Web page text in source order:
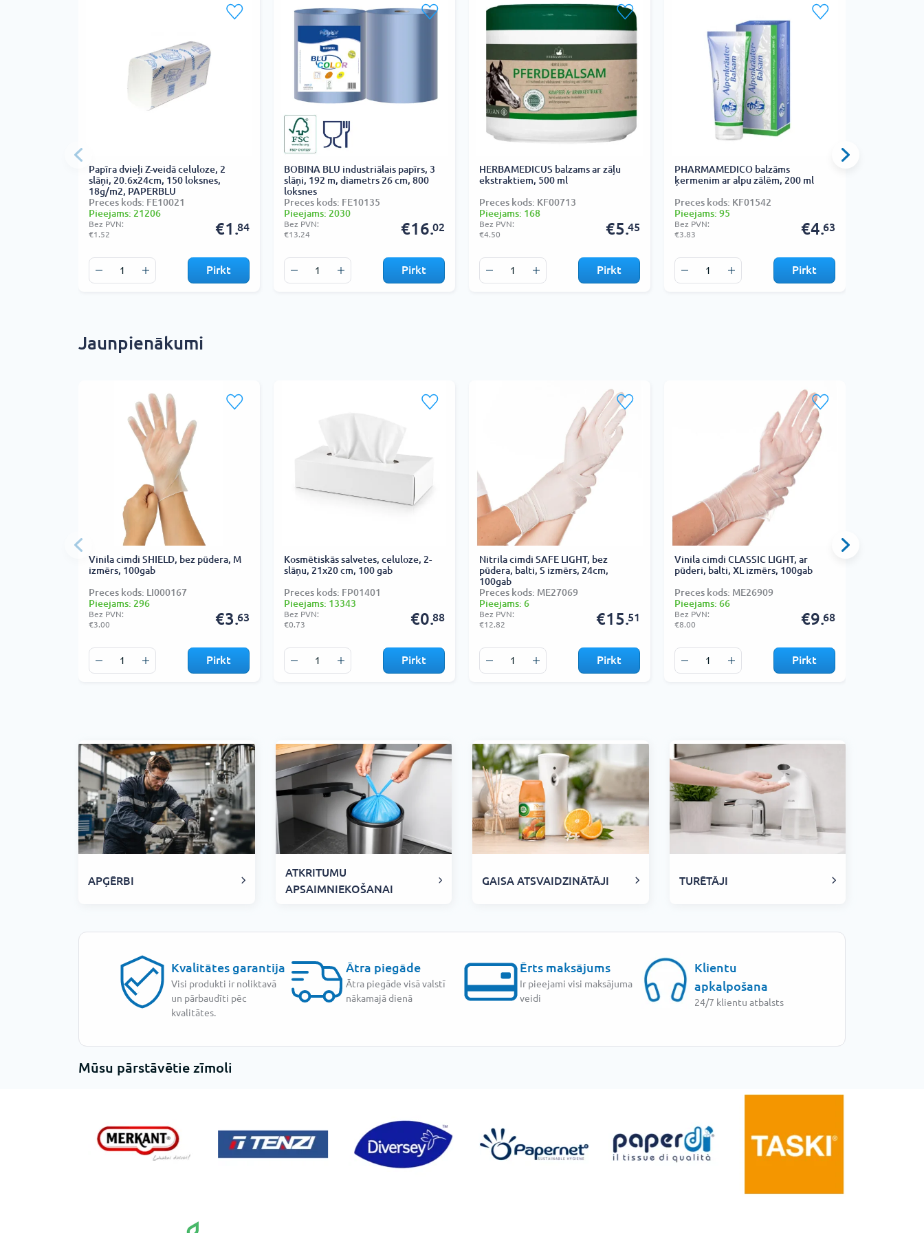
Papīra dvieļi Z-veidā celuloze, 2
slāņi, 20.6x24cm, 150 loksnes,
18g/m2, PAPERBLU
Preces kods: FE10021
Pieejams: 21206
Bez PVN:
€1.52
€1.84
Pirkt
BOBINA BLU industriālais papīrs, 3
slāņi, 192 m, diametrs 26 cm, 800
loksnes
Preces kods: FE10135
Pieejams: 2030
Bez PVN:
€13.24
€16.02
Pirkt
HERBAMEDICUS balzams ar zāļu
ekstraktiem, 500 ml
Preces kods: KF00713
Pieejams: 168
Bez PVN:
€4.50
€5.45
Pirkt
PHARMAMEDICO balzāms
ķermenim ar alpu zālēm, 200 ml
Preces kods: KF01542
Pieejams: 95
Bez PVN:
€3.83
€4.63
Pirkt
Jaunpienākumi
Vinila cimdi SHIELD, bez pūdera, M
izmērs, 100gab
Preces kods: LI000167
Pieejams: 296
Bez PVN:
€3.00
€3.63
Pirkt
Kosmētiskās salvetes, celuloze, 2-
slāņu, 21x20 cm, 100 gab
Preces kods: FP01401
Pieejams: 13343
Bez PVN:
€0.73
€0.88
Pirkt
Nitrila cimdi SAFE LIGHT, bez
pūdera, balti, S izmērs, 24cm,
100gab
Preces kods: ME27069
Pieejams: 6
Bez PVN:
€12.82
€15.51
Pirkt
Vinila cimdi CLASSIC LIGHT, ar
pūderi, balti, XL izmērs, 100gab
Preces kods: ME26909
Pieejams: 66
Bez PVN:
€8.00
€9.68
Pirkt
APĢĒRBI
ATKRITUMU
APSAIMNIEKOŠANAI
GAISA ATSVAIDZINĀTĀJI TURĒTĀJI
Kvalitātes garantija
Visi produkti ir noliktavā
un pārbaudīti pēc
kvalitātes.
Ātra piegāde
Ātra piegāde visā valstī
nākamajā dienā
Ērts maksājums
Ir pieejami visi maksājuma
veidi
Klientu
apkalpošana
24/7 klientu atbalsts
Mūsu pārstāvētie zīmoli